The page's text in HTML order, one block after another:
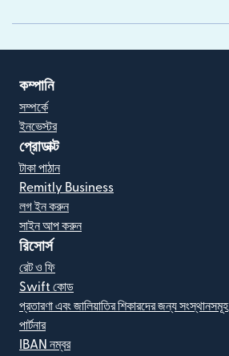
কম্পানি
সম্পর্কে
ইনভেস্টর
প্রোডাক্ট
টাকা পাঠান
Remitly Business
লগ ইন করুন
সাইন আপ করুন
রিসোর্স
রেট ও ফি
Swift কোড
প্রতারণা এবং জালিয়াতির শিকারদের জন্য সংস্থানসমূহ
পার্টনার
IBAN নম্বর